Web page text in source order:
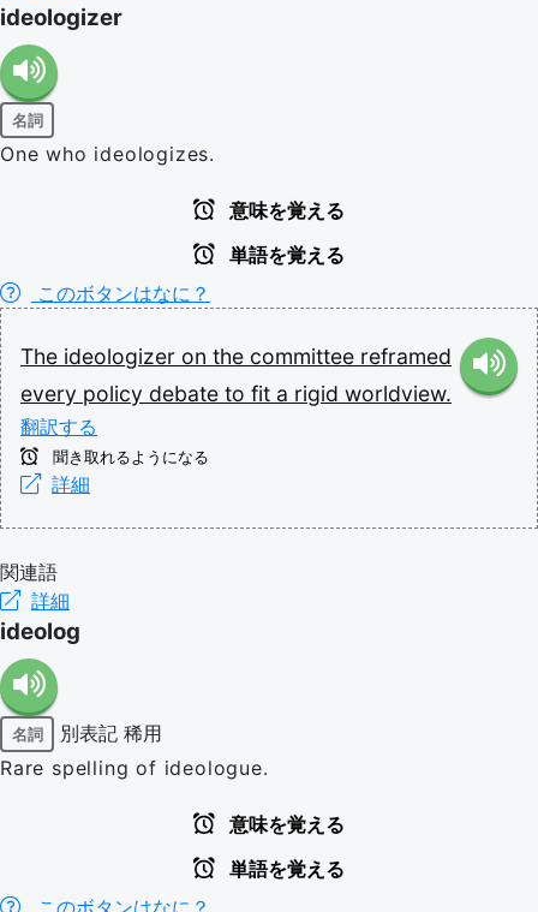
ideologizer
名詞
One who ideologizes.
意味を覚える
単語を覚える
このボタンはなに？
The ideologizer on the committee reframed
every policy debate to fit a rigid worldview.
翻訳する
聞き取れるようになる
詳細
関連語
詳細
ideolog
名詞 別表記 稀用
Rare spelling of ideologue.
意味を覚える
単語を覚える
このボタンはなに？